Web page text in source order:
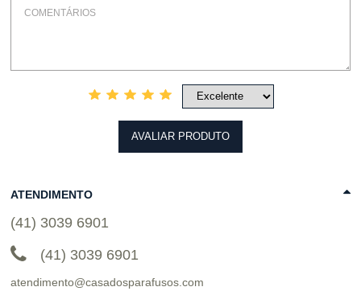
AVALIAR PRODUTO
ATENDIMENTO
(41) 3039 6901
(41) 3039 6901
atendimento@casadosparafusos.com